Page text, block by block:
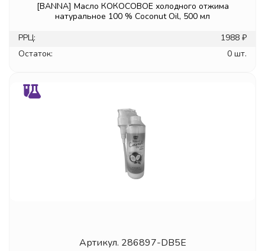
[BANNA] Масло КОКОСОВОЕ холодного отжима
натуральное 100 % Coconut Oil, 500 мл
РРЦ:
1988 ₽
Остаток:
0 шт.
Артикул. 286897-DB5E